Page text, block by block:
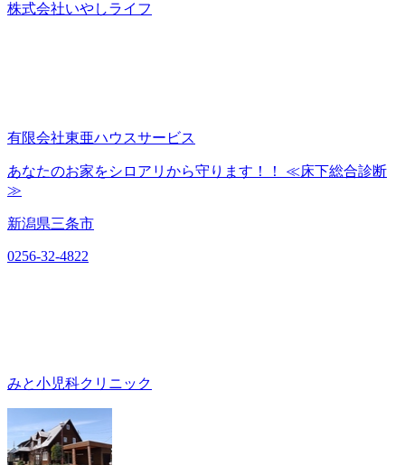
株式会社いやしライフ
有限会社東亜ハウスサービス
あなたのお家をシロアリから守ります！！ ≪床下総合診断
≫
新潟県三条市
0256-32-4822
みと小児科クリニック